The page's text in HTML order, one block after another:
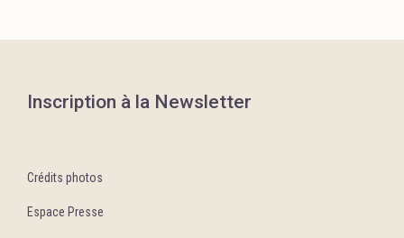
Inscription à la Newsletter
Crédits photos
Espace Presse